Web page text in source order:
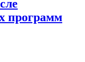
программ